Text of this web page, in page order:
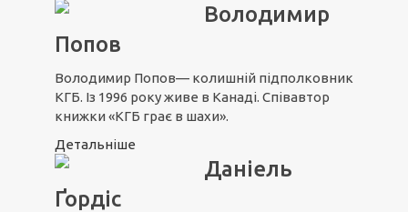
Володимир
Попов
Володимир Попов— колишній підполковник
КГБ. Із 1996 року живе в Канаді. Співавтор
книжки «КГБ грає в шахи».
Детальніше
Даніель
Ґордіс